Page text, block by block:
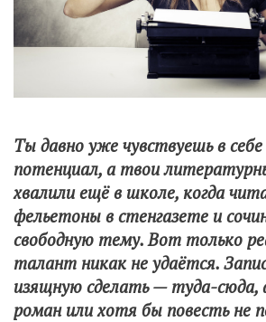
Ты давно уже чувствуешь в
потенциал, а твои
хвалили ещё в школе, когда
фельетоны в стенгазете и
свободную тему. Вот только
талант никак не удаётся.
изящную сделать — туда-сюда,
роман или хотя бы повесть не